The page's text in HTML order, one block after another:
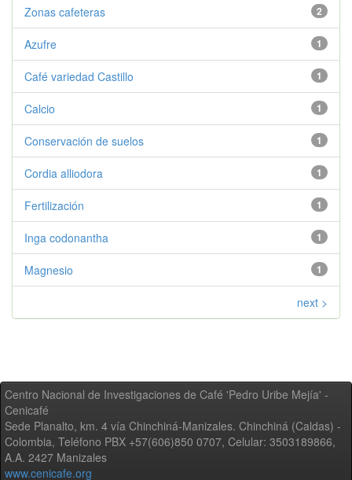
2
Zonas cafeteras
1
Azufre
1
Café variedad Castillo
1
Calcio
1
Conservación de suelos
1
Cordia alliodora
1
Fertilización
1
Inga codonantha
1
Magnesio
next >
Centro Nacional de Investigaciones de Café 'Pedro Uribe Mejía' -
Cenicafé
Sede Planalto, km. 4 vía Chinchiná-Manizales. Chinchiná (Caldas) -
Colombia, Teléfono PBX +57(606)850 0707, Celular: 3503189866,
A.A. 2427 Manizales
www.cenicafe.org